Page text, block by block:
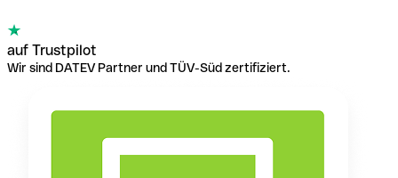
auf Trustpilot
Wir sind DATEV Partner und TÜV-Süd zertifiziert.